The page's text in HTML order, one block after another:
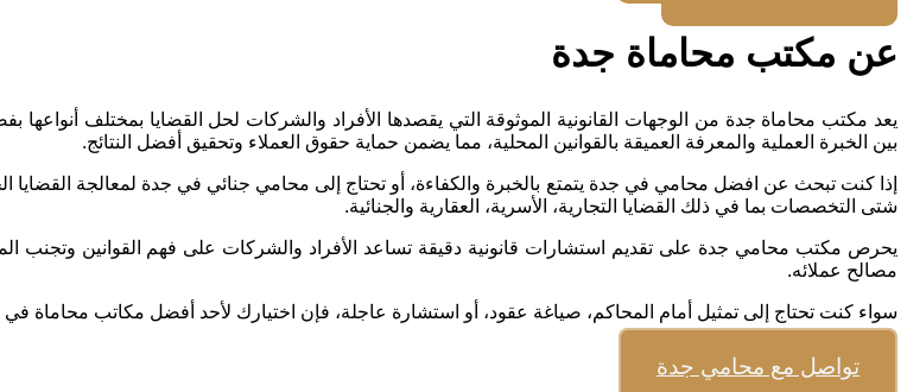
عن مكتب محاماة جدة
يعد مكتب محاماة جدة من الوجهات القانونية الموثوقة التي يقصدها الأفراد والشركات لحل القضايا بمختلف
بين الخبرة العملية والمعرفة العميقة بالقوانين المحلية، مما يضمن حماية حقوق العملاء وتحقيق أفضل النتائج.
إذا كنت تبحث عن افضل محامي في جدة يتمتع بالخبرة والكفاءة، أو تحتاج إلى محامي جنائي في جدة لمعالجة القضايا
شتى التخصصات بما في ذلك القضايا التجارية، الأسرية، العقارية والجنائية.
يحرص مكتب محامي جدة على تقديم استشارات قانونية دقيقة تساعد الأفراد والشركات على فهم القوانين وتجنب
مصالح عملائه.
سواء كنت تحتاج إلى تمثيل أمام المحاكم، صياغة عقود، أو استشارة عاجلة، فإن اختيارك لأحد أفضل مكاتب محاماة في
تواصل مع محامي جدة